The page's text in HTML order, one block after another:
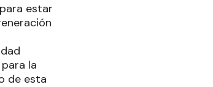
estar
la
de esta